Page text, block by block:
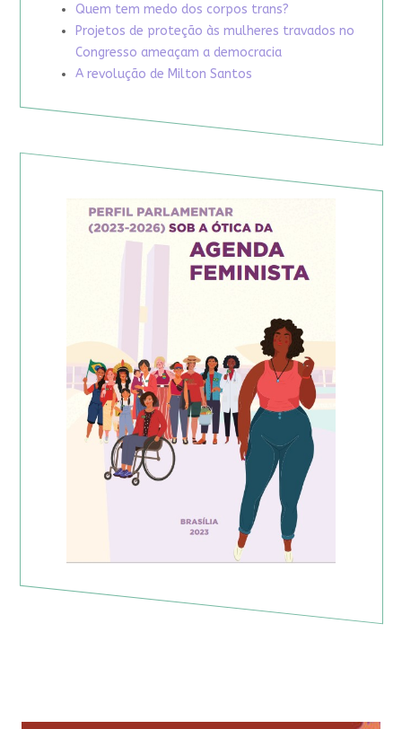
Quem tem medo dos corpos trans?
Projetos de proteção às mulheres travados no
Congresso ameaçam a democracia
A revolução de Milton Santos